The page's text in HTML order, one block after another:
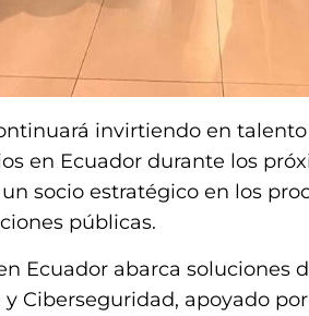
invirtiendo en
en Ecuador durante los
socio estratégico en los
públicas.
Ecuador abarca soluciones
Ciberseguridad, apoyado